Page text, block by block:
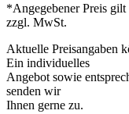
*Angegebener Preis
zzgl. MwSt.
Aktuelle Preisangaben
Ein individuelles
Angebot sowie
senden wir
Ihnen gerne zu.